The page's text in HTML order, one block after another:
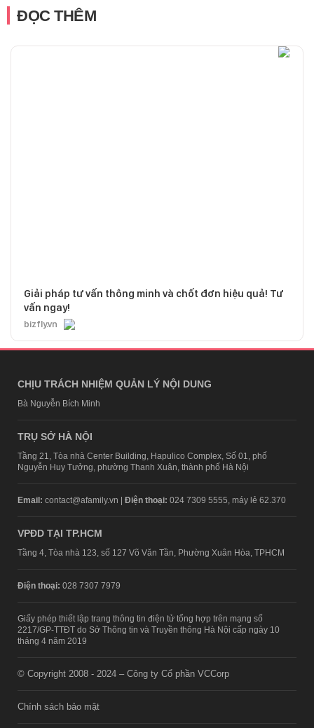
ĐỌC THÊM
Giải pháp tư vấn thông minh và chốt đơn hiệu quả! Tư
vấn ngay!
bizfly.vn
CHỊU TRÁCH NHIỆM QUẢN LÝ NỘI DUNG
Bà Nguyễn Bích Minh
TRỤ SỞ HÀ NỘI
Tầng 21, Tòa nhà Center Building, Hapulico Complex, Số 01, phố
Nguyễn Huy Tưởng, phường Thanh Xuân, thành phố Hà Nội
Email: contact@afamily.vn | Điện thoại: 024 7309 5555, máy lẻ 62.370
VPĐD TẠI TP.HCM
Tầng 4, Tòa nhà 123, số 127 Võ Văn Tần, Phường Xuân Hòa, TPHCM
Điện thoại: 028 7307 7979
Giấy phép thiết lập trang thông tin điện tử tổng hợp trên mạng số
2217/GP-TTĐT do Sở Thông tin và Truyền thông Hà Nội cấp ngày 10
tháng 4 năm 2019
© Copyright 2008 - 2024 – Công ty Cổ phần VCCorp
Chính sách bảo mật